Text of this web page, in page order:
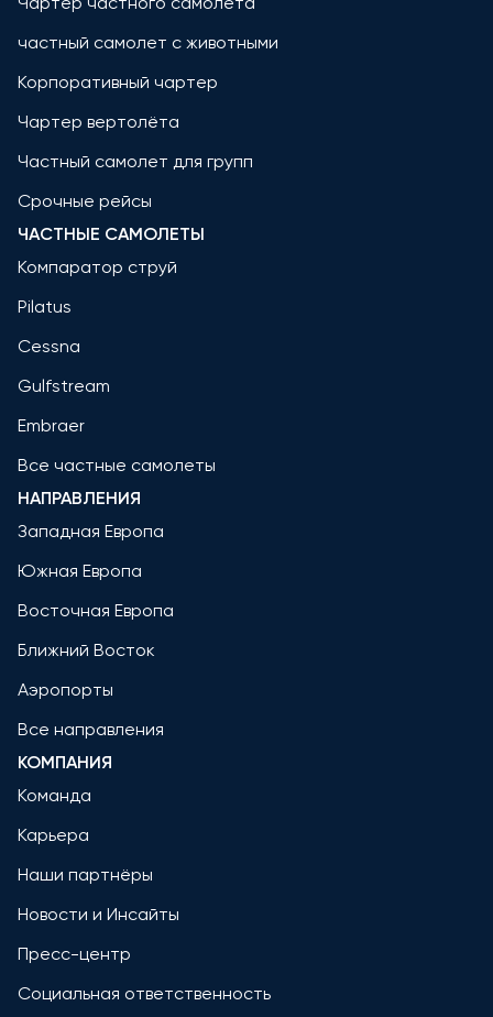
частный самолет с животными
Корпоративный чартер
Чартер вертолёта
Частный самолет для групп
Срочные рейсы
ЧАСТНЫЕ САМОЛЕТЫ
Компаратор струй
Pilatus
Cessna
Gulfstream
Embraer
Все частные самолеты
НАПРАВЛЕНИЯ
Западная Европа
Южная Европа
Восточная Европа
Ближний Восток
Аэропорты
Все направления
КОМПАНИЯ
Команда
Карьера
Наши партнёры
Новости и Инсайты
Пресс-центр
Социальная ответственность